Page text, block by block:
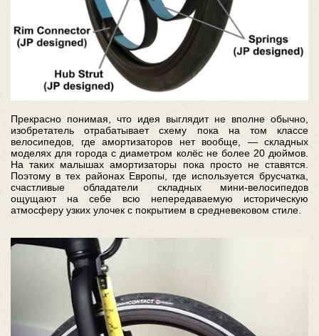
Прекрасно понимая, что идея выглядит не вполне обычно,
изобретатель отрабатывает схему пока на том классе
велосипедов, где амортизаторов нет вообще, — складных
моделях для города с диаметром колёс не более 20 дюймов.
На таких малышах амортизаторы пока просто не ставятся.
Поэтому в тех районах Европы, где используется брусчатка,
счастливые обладатели складных мини-велосипедов
ощущают на себе всю непередаваемую историческую
атмосферу узких улочек с покрытием в средневековом стиле.